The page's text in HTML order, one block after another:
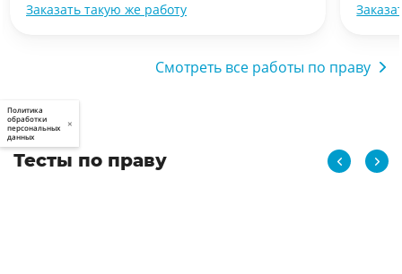
Заказать такую же работу
Смотреть все работы по праву
Тесты по праву
Политика
обработки
персональных
данных
×